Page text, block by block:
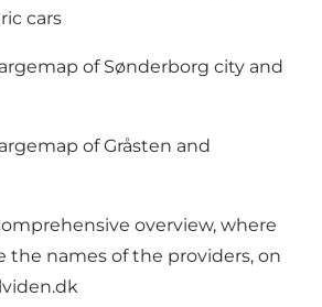
cars
of Sønderborg city and
of Gråsten and
overview, where
the names of the providers, on